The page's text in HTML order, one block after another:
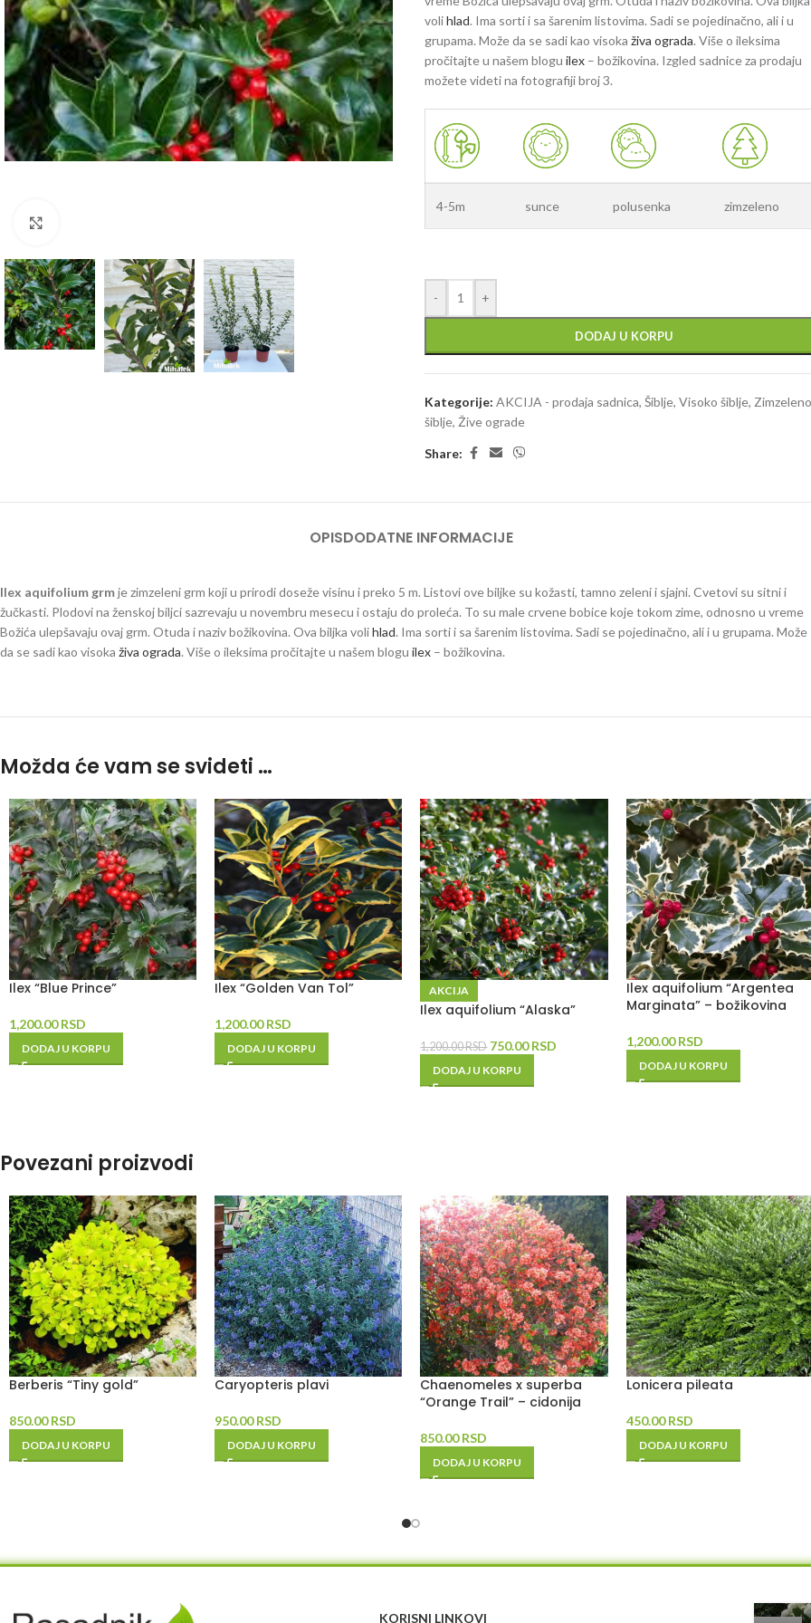
volihlad. Ima sorti i sa šarenim listovima. Sadi se pojedinačno, ali i u
grupama. Može da se sadi kao visokaživa ograda. Više o ileksima
pročitajte u našem bloguilex – božikovina. Izgled sadnice za prodaju
možete videti na fotografiji broj 3.
4-5m sunce polusenka zimzeleno
- +
DODAJ U KORPU
Kategorije: AKCIJA - prodaja sadnica, Šiblje, Visoko šiblje,
šiblje, Žive ograde
Share:
OPISDODATNE INFORMACIJE
Ilex aquifolium grmje zimzeleni grm koji u prirodi doseže visinu i preko 5 m. Listovi ove biljke su kožasti, tamno zeleni i sjajni. Cvetovi su sitni i
žučkasti. Plodovi na ženskoj biljci sazrevaju u novembru mesecu i ostaju do proleća. To su male crvene bobice koje tokom zime, odnosno u vreme
Božića ulepšavaju ovaj grm. Otuda i naziv božikovina. Ova biljka volihlad. Ima sorti i sa šarenim listovima. Sadi se pojedinačno, ali i u grupama. Može
da se sadi kao visoka živa ograda. Više o ileksima pročitajte u našem blogu ilex – božikovina.
Možda će vam se svideti …
Ilex “Blue Prince”
1,200.00RSD
DODAJ U KORPU
Ilex “Golden Van Tol”
1,200.00RSD
DODAJ U KORPU
AKCIJA
Ilex aquifolium “Alaska”
1,200.00RSD 750.00RSD
DODAJ U KORPU
Ilex aquifolium “Argentea
Marginata” – božikovina
1,200.00RSD
DODAJ U KORPU
Povezani proizvodi
Berberis “Tiny gold”
850.00RSD
DODAJ U KORPU
Caryopteris plavi
950.00RSD
DODAJ U KORPU
Chaenomeles x superba
“Orange Trail” – cidonija
850.00RSD
DODAJ U KORPU
Lonicera pileata
450.00RSD
DODAJ U KORPU
KORISNI LINKOVI